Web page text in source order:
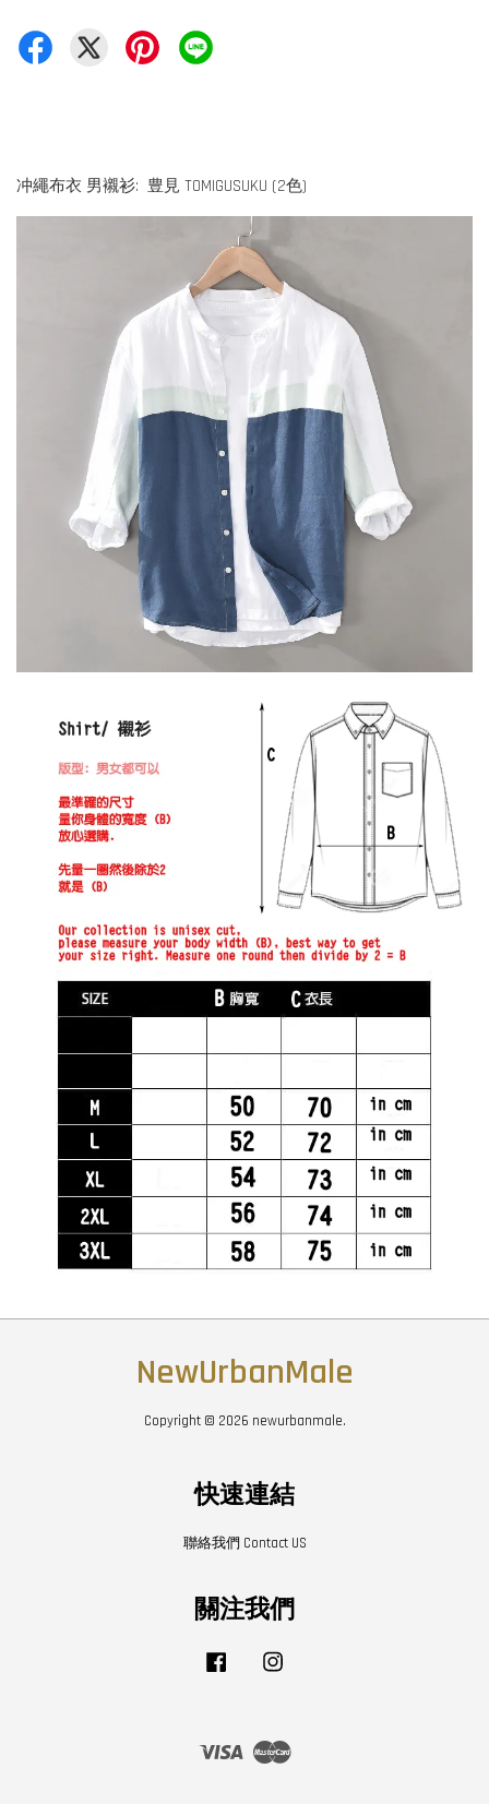
冲繩布衣 男襯衫: 豊見 TOMIGUSUKU (2色)
NewUrbanMale
Copyright © 2026 newurbanmale.
快速連結
聯絡我們 Contact US
關注我們
Facebook
Visa Master